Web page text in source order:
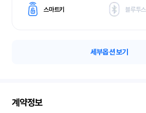
스마트키 블루투스
세부옵션 보기
계약정보